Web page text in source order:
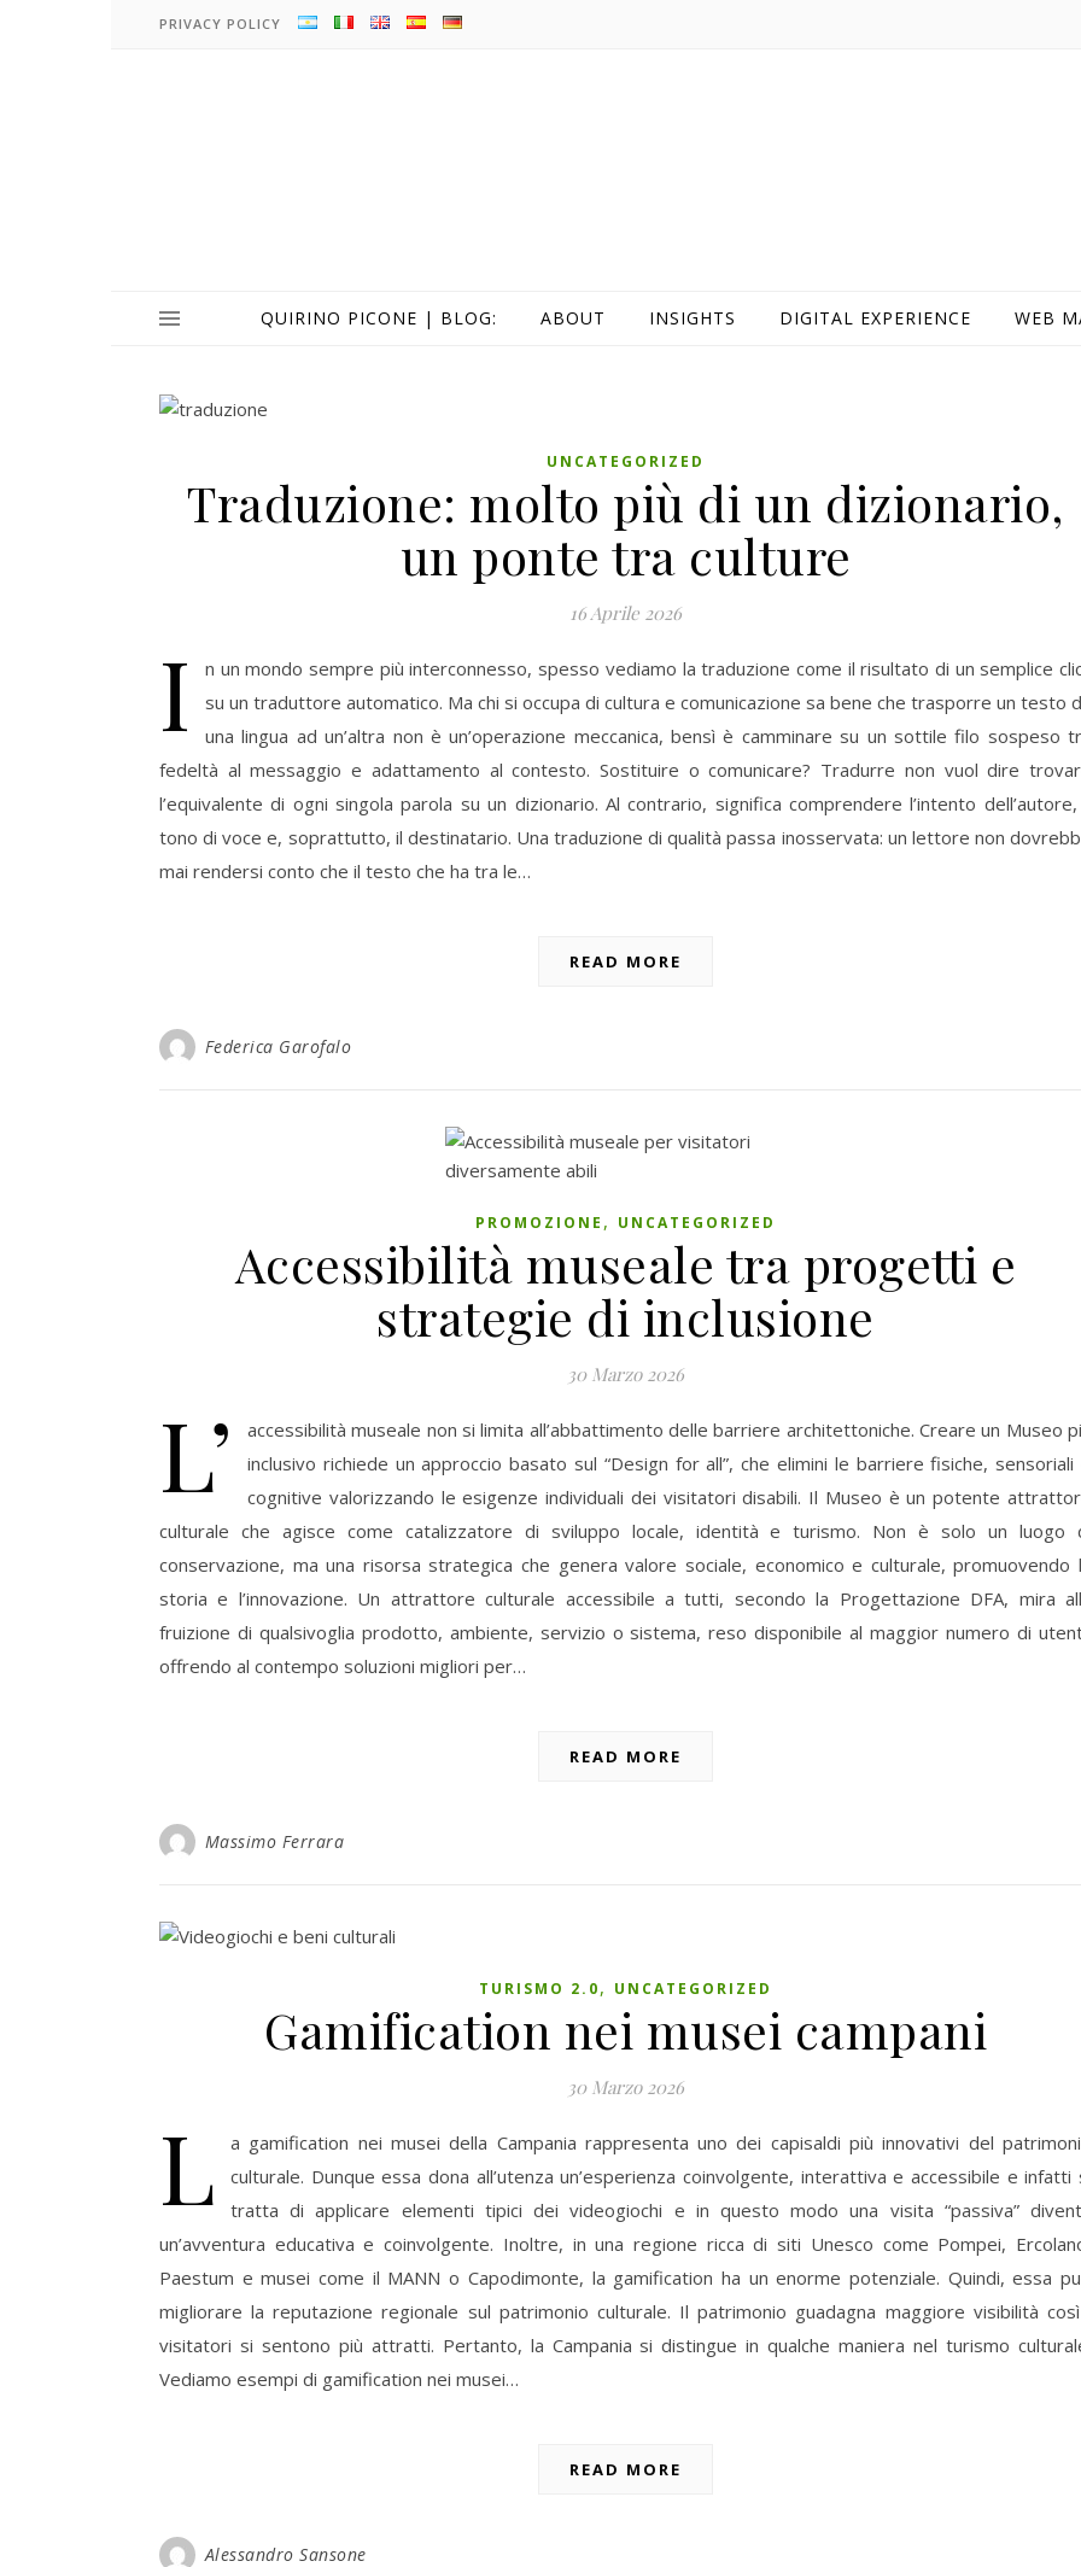
PRIVACY POLICY
QUIRINO PICONE | BLOG: ABOUT INSIGHTS DIGITAL EXPERIENCE WEB
UNCATEGORIZED
Traduzione: molto più di un dizionario,
un ponte tra culture
16 Aprile 2026
I
n un mondo sempre più interconnesso, spesso vediamo la traduzione come il risultato di un semplice
su un traduttore automatico. Ma chi si occupa di cultura e comunicazione sa bene che trasporre un testo
una lingua ad un’altra non è un’operazione meccanica, bensì è camminare su un sottile filo sospeso
fedeltà al messaggio e adattamento al contesto. Sostituire o comunicare? Tradurre non vuol dire
l’equivalente di ogni singola parola su un dizionario. Al contrario, significa comprendere l’intento dell’autore,
tono di voce e, soprattutto, il destinatario. Una traduzione di qualità passa inosservata: un lettore non
mai rendersi conto che il testo che ha tra le…
READ MORE
Federica Garofalo
PROMOZIONE , UNCATEGORIZED
Accessibilità museale tra progetti e
strategie di inclusione
30 Marzo 2026
L’
accessibilità museale non si limita all’abbattimento delle barriere architettoniche. Creare un Museo
inclusivo richiede un approccio basato sul “Design for all”, che elimini le barriere fisiche, sensoriali
cognitive valorizzando le esigenze individuali dei visitatori disabili. Il Museo è un potente
culturale che agisce come catalizzatore di sviluppo locale, identità e turismo. Non è solo un luogo
conservazione, ma una risorsa strategica che genera valore sociale, economico e culturale, promuovendo
storia e l’innovazione. Un attrattore culturale accessibile a tutti, secondo la Progettazione DFA, mira
fruizione di qualsivoglia prodotto, ambiente, servizio o sistema, reso disponibile al maggior numero di
offrendo al contempo soluzioni migliori per…
READ MORE
Massimo Ferrara
TURISMO 2.0, UNCATEGORIZED
Gamification nei musei campani
30 Marzo 2026
L
a gamification nei musei della Campania rappresenta uno dei capisaldi più innovativi del
culturale. Dunque essa dona all’utenza un’esperienza coinvolgente, interattiva e accessibile e infatti
tratta di applicare elementi tipici dei videogiochi e in questo modo una visita “passiva”
un’avventura educativa e coinvolgente. Inoltre, in una regione ricca di siti Unesco come Pompei,
Paestum e musei come il MANN o Capodimonte, la gamification ha un enorme potenziale. Quindi, essa
migliorare la reputazione regionale sul patrimonio culturale. Il patrimonio guadagna maggiore visibilità
visitatori si sentono più attratti. Pertanto, la Campania si distingue in qualche maniera nel turismo
Vediamo esempi di gamification nei musei…
READ MORE
Alessandro Sansone